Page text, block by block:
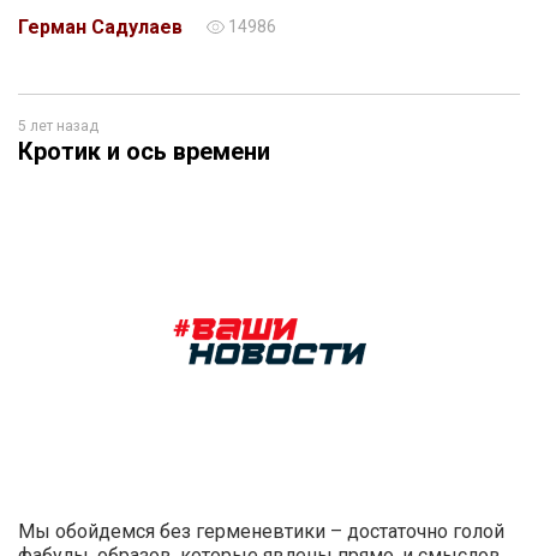
Герман Садулаев
14986
5 лет назад
Кротик и ось времени
Мы обойдемся без герменевтики – достаточно голой